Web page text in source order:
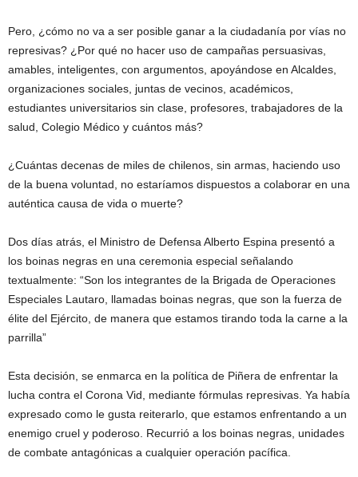
Pero, ¿cómo no va a ser posible ganar a la ciudadanía por vías no
represivas? ¿Por qué no hacer uso de campañas persuasivas,
amables, inteligentes, con argumentos, apoyándose en Alcaldes,
organizaciones sociales, juntas de vecinos, académicos,
estudiantes universitarios sin clase, profesores, trabajadores de la
salud, Colegio Médico y cuántos más?
¿Cuántas decenas de miles de chilenos, sin armas, haciendo uso
de la buena voluntad, no estaríamos dispuestos a colaborar en una
auténtica causa de vida o muerte?
Dos días atrás, el Ministro de Defensa Alberto Espina presentó a
los boinas negras en una ceremonia especial señalando
textualmente: “Son los integrantes de la Brigada de Operaciones
Especiales Lautaro, llamadas boinas negras, que son la fuerza de
élite del Ejército, de manera que estamos tirando toda la carne a la
parrilla”
Esta decisión, se enmarca en la política de Piñera de enfrentar la
lucha contra el Corona Vid, mediante fórmulas represivas. Ya había
expresado como le gusta reiterarlo, que estamos enfrentando a un
enemigo cruel y poderoso. Recurrió a los boinas negras, unidades
de combate antagónicas a cualquier operación pacífica.